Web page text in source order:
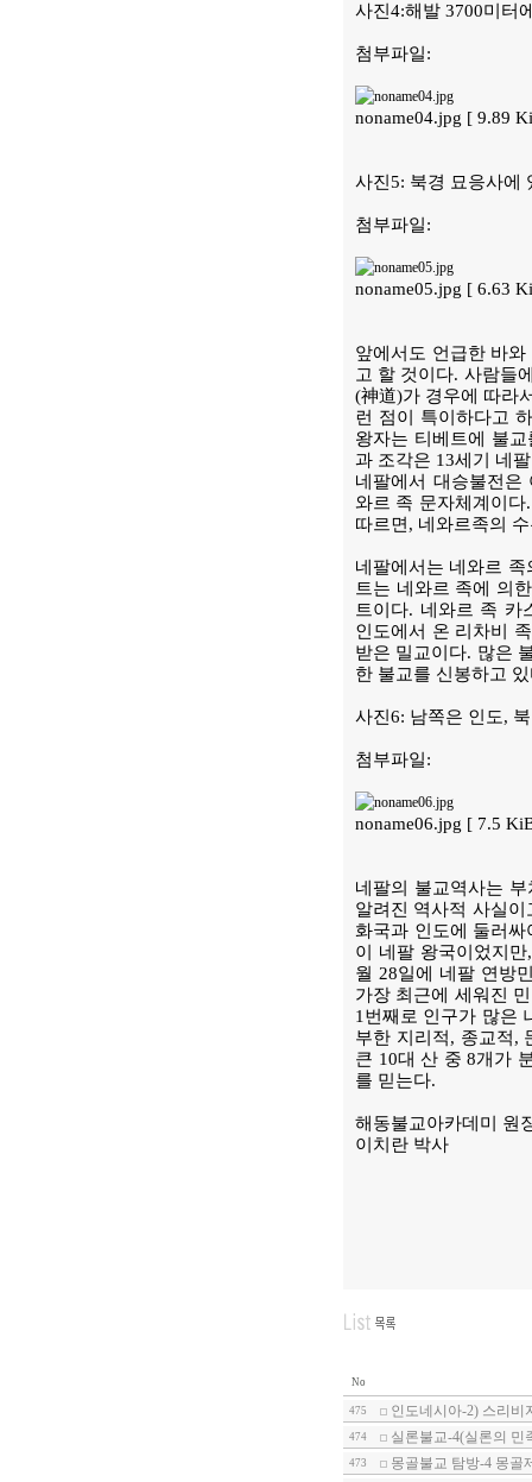
사진4:해발 3700미터
첨부파일:
noname04.jpg [ 9.89
사진5: 북경 묘응사에
첨부파일:
noname05.jpg [ 6.63
앞에서도 언급한 바
고 할 것이다. 사람들
(神道)가 경우에 따라
런 점이 특이하다고
왕자는 티베트에 불
과 조각은 13세기 네
네팔에서 대승불전은
와르 족 문자체계이
따르면, 네와르족의
네팔에서는 네와르
트는 네와르 족에 의
트이다. 네와르 족 카
인도에서 온 리차비
받은 밀교이다. 많은
한 불교를 신봉하고
사진6: 남쪽은 인도,
첨부파일:
noname06.jpg [ 7.5
네팔의 불교역사는
알려진 역사적 사실
화국과 인도에 둘러
이 네팔 왕국이었지
월 28일에 네팔 연방
가장 최근에 세워진
1번째로 인구가 많은
부한 지리적, 종교적,
큰 10대 산 중 8개가
를 믿는다.
해동불교아카데미 원
이치란 박사
No
475 인도네시아-2) 스리
474 실론불교-4(실론의 민
473 몽골불교 탐방-4 몽골